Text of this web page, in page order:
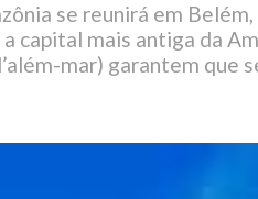
se reunirá em
capital mais antiga da
mar) garantem que